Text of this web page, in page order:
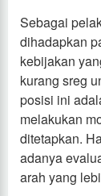
Sebagai
dihadapkan
kebijakan
kurang sreg
posisi ini
melakukan
ditetapkan.
adanya
arah yang